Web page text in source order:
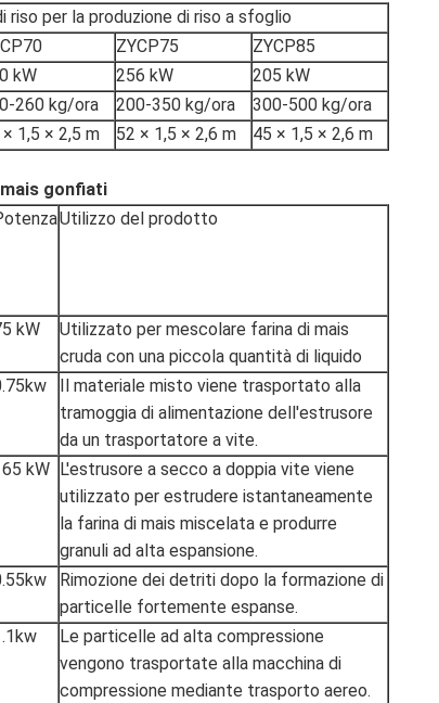
riso per la produzione di riso a sfoglio
ZYCP75
ZYCP85
kW 256 kW
205 kW
260 kg/ora 200-350 kg/ora
300-500 kg/ora
1,5 × 2,5 m 52 × 1,5 × 2,6 m 45 × 1,5 × 2,6 m
gonfiati
Utilizzo del prodotto
kW
Utilizzato per mescolare farina di mais
cruda con una piccola quantità di liquido
Il materiale misto viene trasportato alla
tramoggia di alimentazione dell'estrusore
da un trasportatore a vite.
kW
L'estrusore a secco a doppia vite viene
utilizzato per estrudere istantaneamente
la farina di mais miscelata e produrre
granuli ad alta espansione.
Rimozione dei detriti dopo la formazione di
particelle fortemente espanse.
Le particelle ad alta compressione
vengono trasportate alla macchina di
compressione mediante trasporto aereo.